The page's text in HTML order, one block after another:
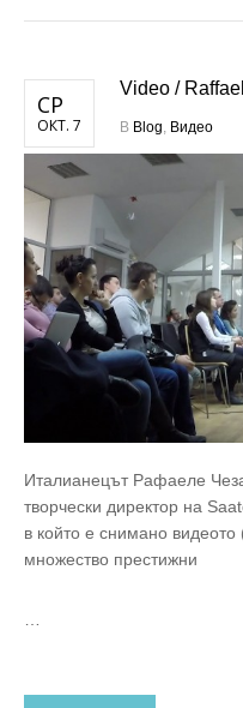
СР
ОКТ. 7
Video /
В Blog, Видео
Италианецът Рафаеле
творчески директор на
в който е снимано
множество престижни